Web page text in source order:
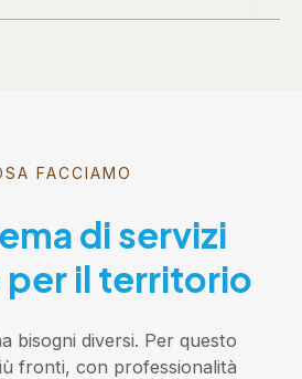
FACCIAMO
di servizi
il territorio
bisogni diversi. Per questo
fronti, con professionalità